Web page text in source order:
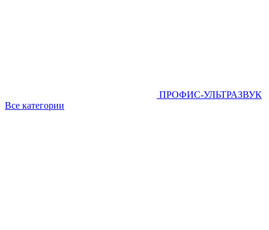
ПРОФИС-УЛЬТРАЗВУК
Все категории